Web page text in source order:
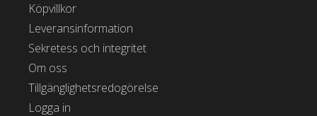
Köpvillkor
Leveransinformation
Sekretess och integritet
Om oss
Tillgänglighetsredogörelse
Logga in